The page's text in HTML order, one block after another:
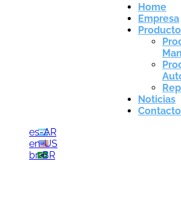
Home
Empresa
Noticias
Contacto
es-AR
en-US
br-BR